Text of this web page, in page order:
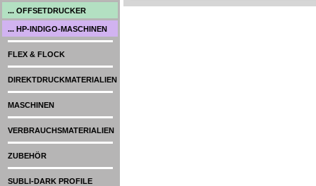
... OFFSETDRUCKER
... HP-INDIGO-MASCHINEN
FLEX & FLOCK
DIREKTDRUCKMATERIALIEN
MASCHINEN
VERBRAUCHSMATERIALIEN
ZUBEHÖR
SUBLI-DARK PROFILE